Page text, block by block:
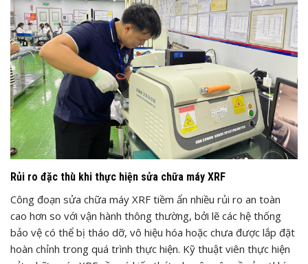
Rủi ro đặc thù khi thực hiện sửa chữa máy XRF
Công đoạn sửa chữa máy XRF tiềm ẩn nhiều rủi ro an toàn
cao hơn so với vận hành thông thường, bởi lẽ các hệ thống
bảo vệ có thể bị tháo dỡ, vô hiệu hóa hoặc chưa được lắp đặt
hoàn chỉnh trong quá trình thực hiện. Kỹ thuật viên thực hiện